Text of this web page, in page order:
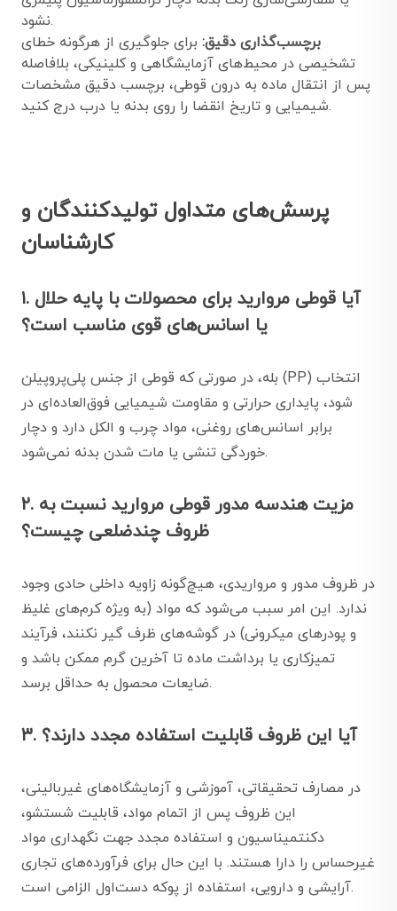
نشود.
برچسب‌گذاری دقیق: برای جلوگیری از هرگونه خطای
تشخیصی در محیط‌های آزمایشگاهی و کلینیکی، بلافاصله
پس از انتقال ماده به درون قوطی، برچسب دقیق مشخصات
شیمیایی و تاریخ انقضا را روی بدنه یا درب درج کنید.
پرسش‌های متداول تولیدکنندگان و
کارشناسان
۱. آیا قوطی مروارید برای محصولات با پایه حلال
یا اسانس‌های قوی مناسب است؟
بله، در صورتی که قوطی از جنس پلی‌پروپیلن (PP) انتخاب
شود، پایداری حرارتی و مقاومت شیمیایی فوق‌العاده‌ای در
برابر اسانس‌های روغنی، مواد چرب و الکل دارد و دچار
خوردگی تنشی یا مات شدن بدنه نمی‌شود.
۲. مزیت هندسه مدور قوطی مروارید نسبت به
ظروف چندضلعی چیست؟
در ظروف مدور و مرواریدی، هیچ‌گونه زاویه داخلی حادی وجود
ندارد. این امر سبب می‌شود که مواد (به ویژه کرم‌های غلیظ
و پودرهای میکرونی) در گوشه‌های ظرف گیر نکنند، فرآیند
تمیزکاری یا برداشت ماده تا آخرین گرم ممکن باشد و
ضایعات محصول به حداقل برسد.
۳. آیا این ظروف قابلیت استفاده مجدد دارند؟
در مصارف تحقیقاتی، آموزشی و آزمایشگاه‌های غیربالینی،
این ظروف پس از اتمام مواد، قابلیت شستشو،
دکنتمیناسیون و استفاده مجدد جهت نگهداری مواد
غیرحساس را دارا هستند. با این حال برای فرآورده‌های تجاری
آرایشی و دارویی، استفاده از پوکه دست‌اول الزامی است.